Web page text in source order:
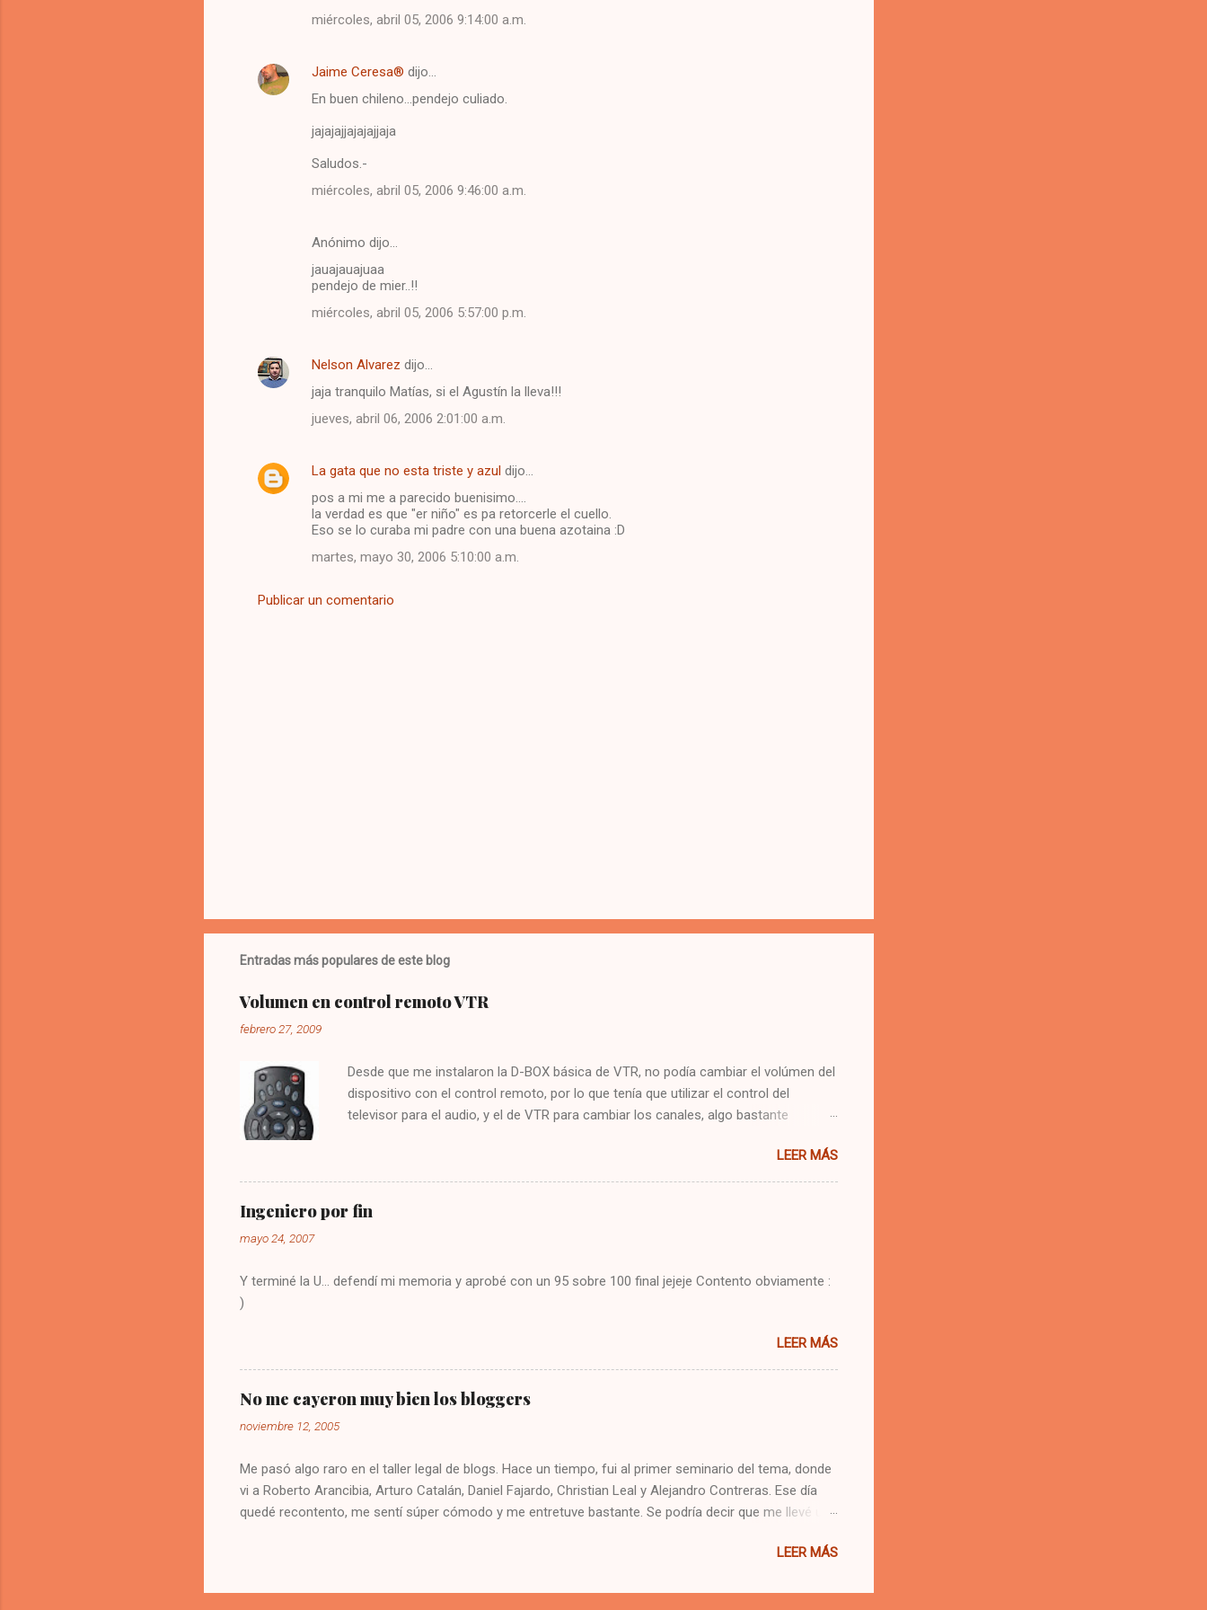
t
miércoles, abril 05, 2006 9:14:00 a.m.
Jaime Ceresa® dijo…
En buen chileno...pendejo culiado.
jajajajjajajajjaja
Saludos.-
miércoles, abril 05, 2006 9:46:00 a.m.
Anónimo dijo…
jauajauajuaa
pendejo de mier..!!
miércoles, abril 05, 2006 5:57:00 p.m.
Nelson Alvarez dijo…
jaja tranquilo Matías, si el Agustín la lleva!!!
jueves, abril 06, 2006 2:01:00 a.m.
La gata que no esta triste y azul dijo…
pos a mi me a parecido buenisimo....
la verdad es que "er niño" es pa retorcerle el cuello.
Eso se lo curaba mi padre con una buena azotaina :D
martes, mayo 30, 2006 5:10:00 a.m.
Publicar un comentario
Entradas más populares de este blog
Volumen en control remoto VTR
febrero 27, 2009
Desde que me instalaron la D-BOX básica de VTR, no podía cambiar el volúmen del
dispositivo con el control remoto, por lo que tenía que utilizar el control del
televisor para el audio, y el de VTR para cambiar los canales, algo bastante
vez la tecla CBL Presionar sin soltar la tecla SETUP hasta que la CBL parpadee.
Digitar 993 Presionar y mantener la tecla de volúmen Dejo constancia de la
solución por si alguien más tiene el mismo problema, y también para que no se me
olvide como arreglarlo jejeje. Saludos!
LEER MÁS
Ingeniero por fin
mayo 24, 2007
Y terminé la U... defendí mi memoria y aprobé con un 95 sobre 100 final jejeje Contento obviamente :
)
LEER MÁS
No me cayeron muy bien los bloggers
noviembre 12, 2005
Me pasó algo raro en el taller legal de blogs. Hace un tiempo, fui al primer seminario del tema, donde
vi a Roberto Arancibia, Arturo Catalán, Daniel Fajardo, Christian Leal y Alejandro Contreras. Ese día
quedé recontento, me sentí súper cómodo y me entretuve bastante. Se podría decir que me llevé una
de los cuales no cambié mi apreciación, incluso la confirmé, pero me cayeron pésimo parte de los
pesados? espero que no. Mi molestia se produjo cuando empezaron a criticar que no se escuchaba
LEER MÁS